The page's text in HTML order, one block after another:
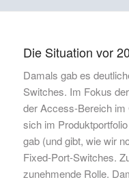
Die Situation vor
Damals gab es
Switches. Im Fokus
der Access-Bereich
sich im
gab (und gibt, wie wir
Fixed-Port-Switches.
zunehmende Rolle.